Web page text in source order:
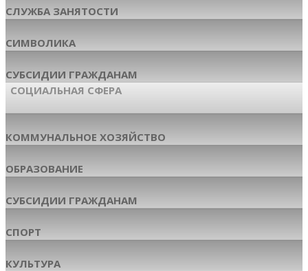
СЛУЖБА ЗАНЯТОСТИ
СИМВОЛИКА
СУБСИДИИ ГРАЖДАНАМ
СОЦИАЛЬНАЯ СФЕРА
КОММУНАЛЬНОЕ ХОЗЯЙСТВО
ОБРАЗОВАНИЕ
СУБСИДИИ ГРАЖДАНАМ
СПОРТ
КУЛЬТУРА